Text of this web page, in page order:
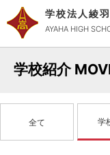
学校法人綾
AYAHA HIGH
学校紹介
全て 学